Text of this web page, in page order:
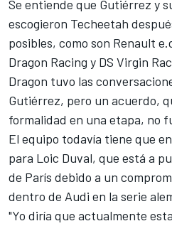
Se entiende que Gutiérrez y
escogieron Techeetah
posibles, como son Renault
Dragon Racing y DS Virgin
Dragon tuvo las
Gutiérrez, pero un acuerdo,
formalidad en una etapa, no
El equipo todavía tiene que
para Loic Duval, que está a
de París debido a un
dentro de Audi en la serie
"Yo diría que actualmente